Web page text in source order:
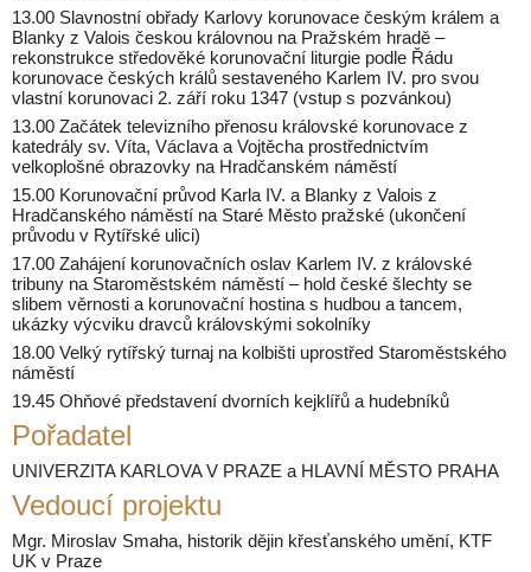
13.00 Slavnostní obřady Karlovy korunovace českým králem a
Blanky z Valois českou královnou na Pražském hradě –
rekonstrukce středověké korunovační liturgie podle Řádu
korunovace českých králů sestaveného Karlem IV. pro svou
vlastní korunovaci 2. září roku 1347 (vstup s pozvánkou)
13.00 Začátek televizního přenosu královské korunovace z
katedrály sv. Víta, Václava a Vojtěcha prostřednictvím
velkoplošné obrazovky na Hradčanském náměstí
15.00 Korunovační průvod Karla IV. a Blanky z Valois z
Hradčanského náměstí na Staré Město pražské (ukončení
průvodu v Rytířské ulici)
17.00 Zahájení korunovačních oslav Karlem IV. z královské
tribuny na Staroměstském náměstí – hold české šlechty se
slibem věrnosti a korunovační hostina s hudbou a tancem,
ukázky výcviku dravců královskými sokolníky
18.00 Velký rytířský turnaj na kolbišti uprostřed Staroměstského
náměstí
19.45 Ohňové představení dvorních kejklířů a hudebníků
Pořadatel
UNIVERZITA KARLOVA V PRAZE a HLAVNÍ MĚSTO PRAHA
Vedoucí projektu
Mgr. Miroslav Smaha, historik dějin křesťanského umění, KTF
UK v Praze